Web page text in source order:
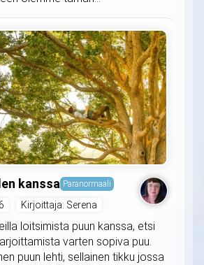
kanssa Paranormaali
Kirjoittaja: Serena
loitsimista puun kanssa, etsi
varten sopiva puu.
puun lehti, sellainen tikku jossa